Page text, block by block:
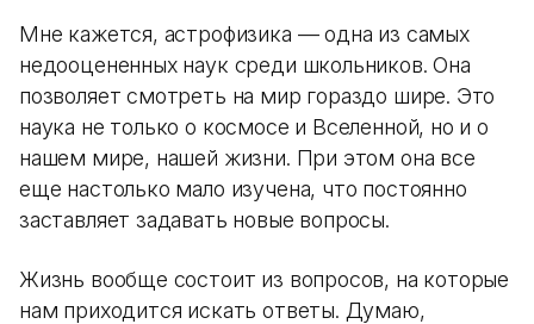
Мне кажется, астрофизика — одна из самых
недооцененных наук среди школьников. Она
позволяет смотреть на мир гораздо шире. Это
наука не только о космосе и Вселенной, но и о
нашем мире, нашей жизни. При этом она все
еще настолько мало изучена, что постоянно
заставляет задавать новые вопросы.
Жизнь вообще состоит из вопросов, на которые
нам приходится искать ответы. Думаю,